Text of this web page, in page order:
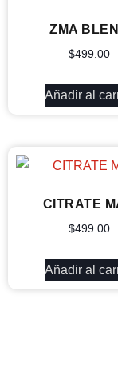
ZMA
$499.00
Añadir al
CITRATE
$499.00
Añadir al